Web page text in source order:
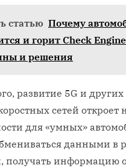
статью Почему
и горит Check
и решения
развитие 5G и других
сетей откроет
для «умных»
данными в
получать информацию